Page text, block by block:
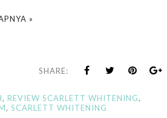
»
SHARE:
, REVIEW SCARLETT WHITENING,
, SCARLETT WHITENING